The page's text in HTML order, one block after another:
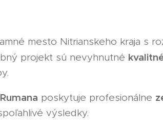
mesto Nitrianskeho kraja s
projekt sú nevyhnutné
Rumana poskytuje profesionálne
výsledky.